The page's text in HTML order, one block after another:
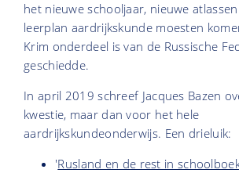
het nieuwe schooljaar, nieuwe
leerplan aardrijkskunde moesten
Krim onderdeel is van de Russische
geschiedde.
In april 2019 schreef Jacques Bazen
kwestie, maar dan voor het hele
aardrijkskundeonderwijs. Een drieluik:
'Rusland en de rest in